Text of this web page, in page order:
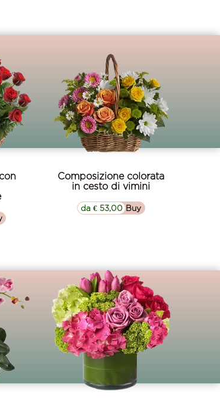
Composizione colorata
in cesto di vimini
▷▷ Buy
da € 53,00